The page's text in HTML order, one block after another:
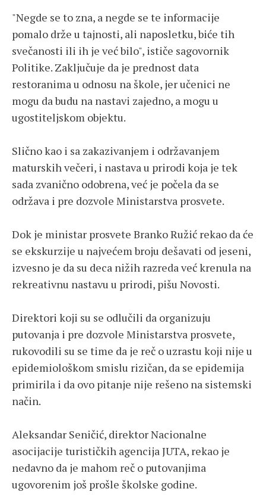
"Negde se to zna, a negde se te informacije
pomalo drže u tajnosti, ali naposletku, biće tih
svečanosti ili ih je već bilo", ističe sagovornik
Politike. Zaključuje da je prednost data
restoranima u odnosu na škole, jer učenici ne
mogu da budu na nastavi zajedno, a mogu u
ugostiteljskom objektu.
Slično kao i sa zakazivanjem i održavanjem
maturskih večeri, i nastava u prirodi koja je tek
sada zvanično odobrena, već je počela da se
održava i pre dozvole Ministarstva prosvete.
Dok je ministar prosvete Branko Ružić rekao da će
se ekskurzije u najvećem broju dešavati od jeseni,
izvesno je da su deca nižih razreda već krenula na
rekreativnu nastavu u prirodi, pišu Novosti.
Direktori koji su se odlučili da organizuju
putovanja i pre dozvole Ministarstva prosvete,
rukovodili su se time da je reč o uzrastu koji nije u
epidemiološkom smislu rizičan, da se epidemija
primirila i da ovo pitanje nije rešeno na sistemski
način.
Aleksandar Seničić, direktor Nacionalne
asocijacije turističkih agencija JUTA, rekao je
nedavno da je mahom reč o putovanjima
ugovorenim još prošle školske godine.